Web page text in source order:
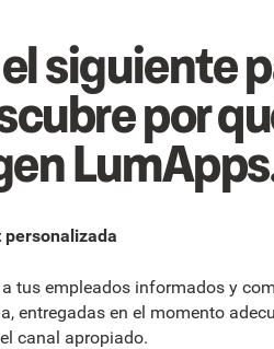
siguiente
por
personalizada
tus empleados informados y
entregadas en el momento
canal apropiado.